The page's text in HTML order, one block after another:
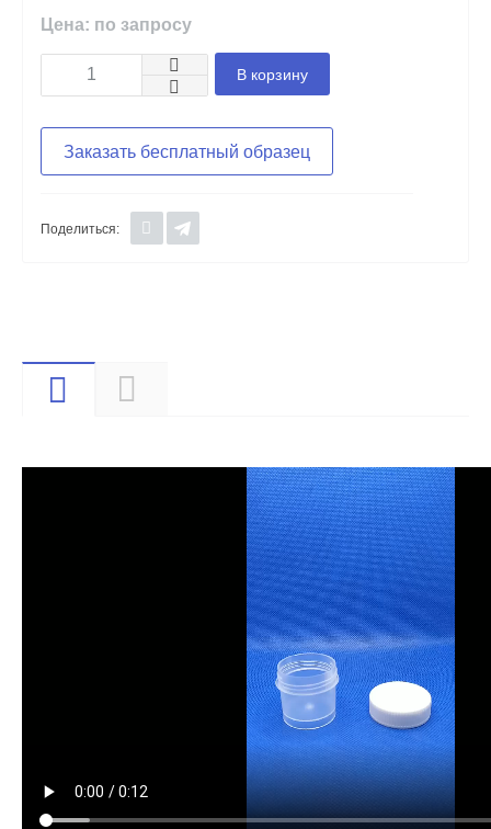
Цена: по запросу
В корзину
Заказать бесплатный образец
Поделиться: